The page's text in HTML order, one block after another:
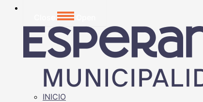
INICIO